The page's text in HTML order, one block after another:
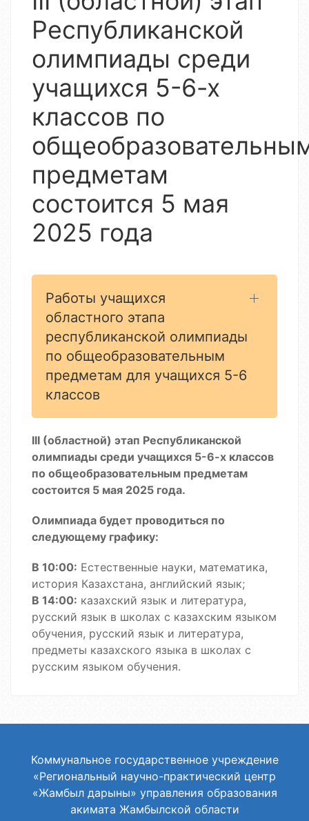
Республиканской
олимпиады среди
учащихся 5-6-х
классов по
предметам
состоится 5 мая
2025 года
Работы учащихся
областного этапа
республиканской олимпиады
по общеобразовательным
предметам для учащихся 5-6
классов
III (областной) этап Республиканской
олимпиады среди учащихся 5-6-х классов
по общеобразовательным предметам
состоится 5 мая 2025 года.
Олимпиада будет проводиться по
следующему графику:
В 10:00: Естественные науки, математика,
история Казахстана, английский язык;
В 14:00: казахский язык и литература,
русский язык в школах с казахским языком
обучения, русский язык и литература,
предметы казахского языка в школах с
русским языком обучения.
Коммунальное государственное учреждение
«Региональный научно-практический центр
«Жамбыл дарыны» управления образования
акимата Жамбылской области